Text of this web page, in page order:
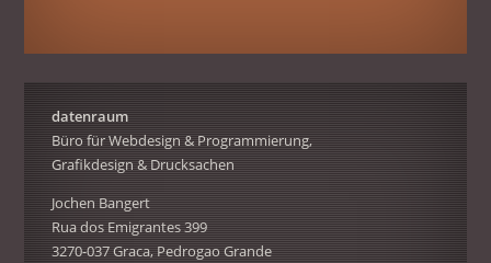
datenraum
Büro für Webdesign & Programmierung,
Grafikdesign & Drucksachen
Jochen Bangert
Rua dos Emigrantes 399
3270-037 Graca, Pedrogao Grande